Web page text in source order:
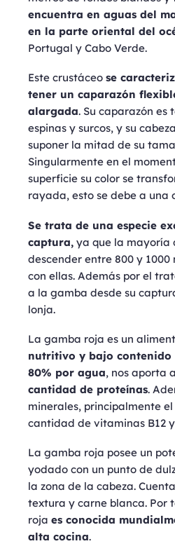
encuentra en aguas del
en la parte oriental del
Portugal y Cabo Verde.
Este crustáceo se
tener un caparazón
alargada. Su caparazón es
espinas y surcos, y su
suponer la mitad de su
Singularmente en el
superficie su color se
rayada, esto se debe a una
Se trata de una especie
captura, ya que la mayoría
descender entre 800 y
con ellas. Además por el
a la gamba desde su
lonja.
La gamba roja es un
nutritivo y bajo contenido
80% por agua, nos aporta
cantidad de proteínas.
minerales, principalmente
cantidad de vitaminas B12 y
La gamba roja posee un
yodado con un punto de
la zona de la cabeza.
textura y carne blanca. Por
roja es conocida
alta cocina.